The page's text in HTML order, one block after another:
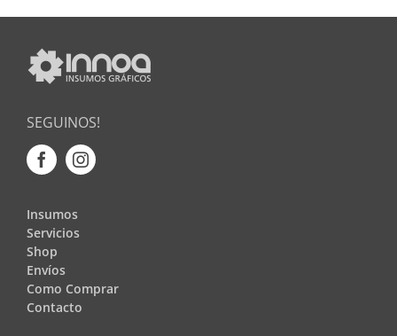
SEGUINOS!
Insumos
Servicios
Shop
Envíos
Como Comprar
Contacto